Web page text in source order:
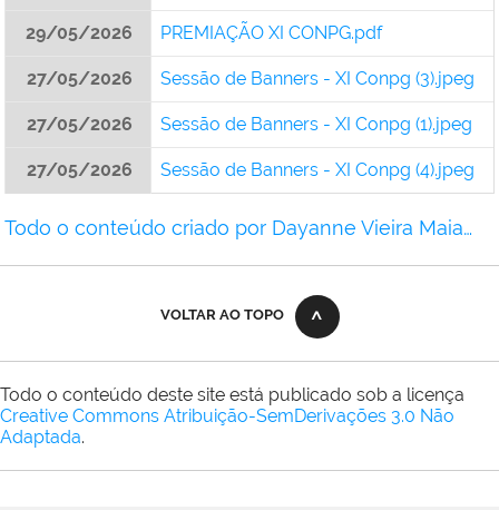
29/05/2026 PREMIAÇÃO XI CONPG.pdf
27/05/2026 Sessão de Banners - XI Conpg (3).jpeg
27/05/2026 Sessão de Banners - XI Conpg (1).jpeg
27/05/2026 Sessão de Banners - XI Conpg (4).jpeg
Todo o conteúdo criado por Dayanne Vieira Maia…
VOLTAR AO TOPO
Todo o conteúdo deste site está publicado sob a licença
Creative Commons Atribuição-SemDerivações 3.0 Não
Adaptada.